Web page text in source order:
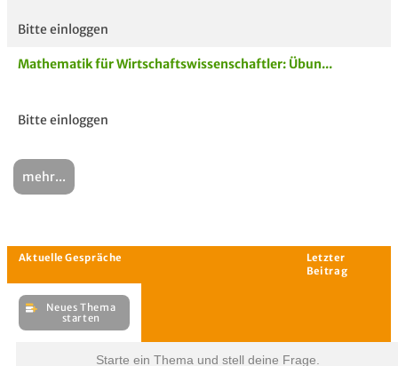
Bitte einloggen
Mathematik für Wirtschaftswissenschaftler: Übun...
Bitte einloggen
mehr...
Starte ein Thema und stell deine Frage.